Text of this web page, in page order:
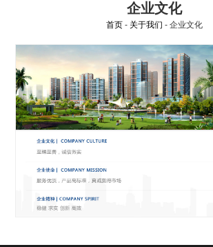
企业文化
首页 - 关于我们 - 企业文化